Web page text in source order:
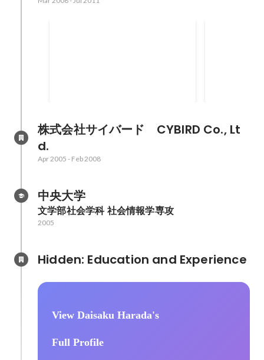
株式会社サイバード　CYBIRD Co., Lt
d.
Apr 2005 - Feb 2008
中央大学
文学部社会学科 社会情報学専攻
2005
View Daisaku Harada's
Full Profile